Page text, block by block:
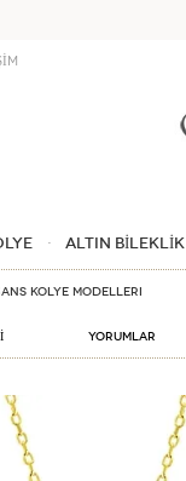
ALTIN BİLEKLİK
Kolye Modelleri
Yorumlar